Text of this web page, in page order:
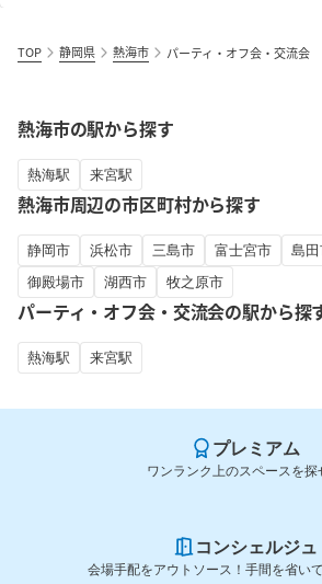
TOP 静岡県 熱海市 パーティ・オフ会・交流会
熱海市の駅から探す
熱海駅 来宮駅
熱海市周辺の市区町村から探す
静岡市 浜松市 三島市 富士宮市 島
御殿場市
湖西市 牧之原市
パーティ・オフ会・交流会の駅から探
熱海駅 来宮駅
プレミアム
ワンランク上のスペースを探
コンシェルジュ
会場手配をアウトソース！手間を省い